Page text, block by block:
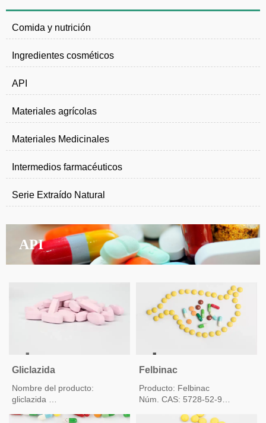
Comida y nutrición
Ingredientes cosméticos
API
Materiales agrícolas
Materiales Medicinales
Intermedios farmacéuticos
Serie Extraído Natural
API
Gliclazida
Nombre del producto:
gliclazida
Felbinac
Producto: Felbinac
Núm. CAS: 5728-52-9